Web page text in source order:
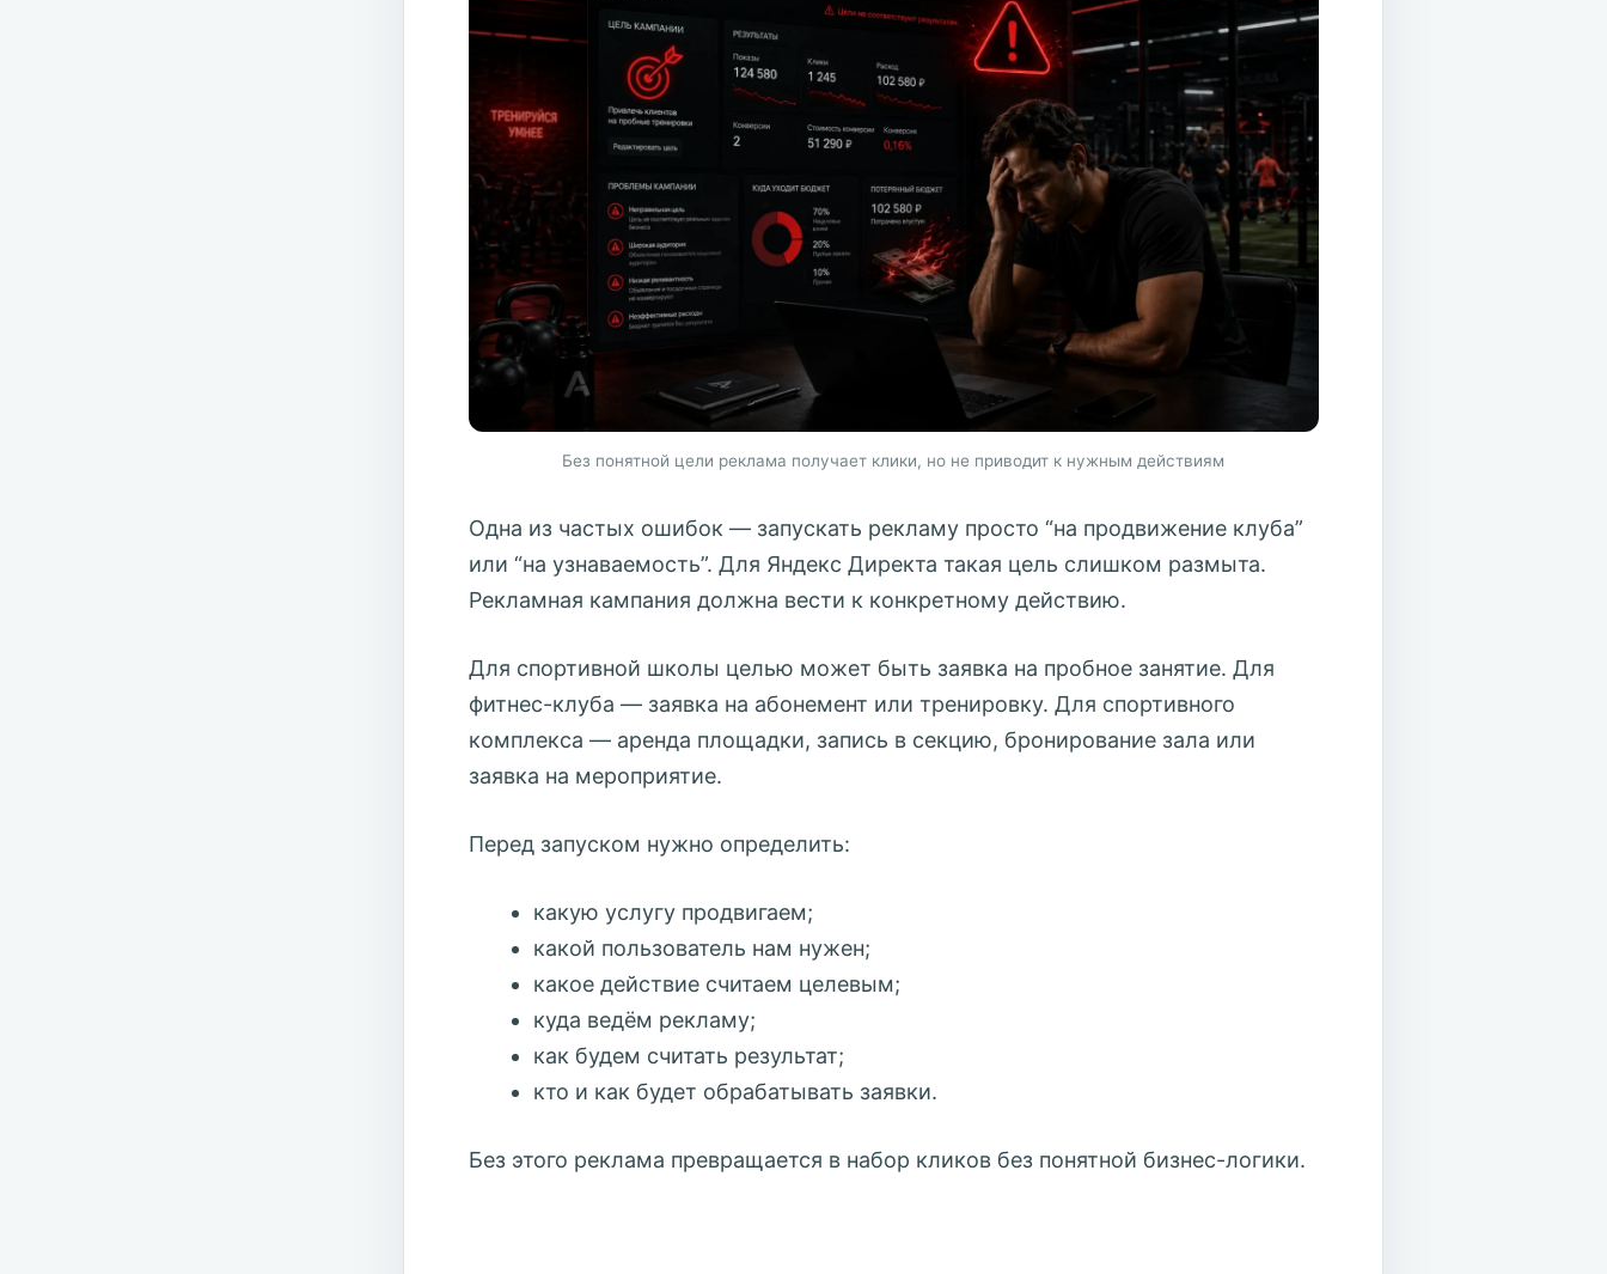
Без понятной цели реклама получает клики, но не приводит к нужным действиям
Одна из частых ошибок — запускать рекламу просто “на продвижение клуба”
или “на узнаваемость”. Для Яндекс Директа такая цель слишком размыта.
Рекламная кампания должна вести к конкретному действию.
Для спортивной школы целью может быть заявка на пробное занятие. Для
фитнес-клуба — заявка на абонемент или тренировку. Для спортивного
комплекса — аренда площадки, запись в секцию, бронирование зала или
заявка на мероприятие.
Перед запуском нужно определить:
какую услугу продвигаем;
какой пользователь нам нужен;
какое действие считаем целевым;
куда ведём рекламу;
как будем считать результат;
кто и как будет обрабатывать заявки.
Без этого реклама превращается в набор кликов без понятной бизнес-логики.